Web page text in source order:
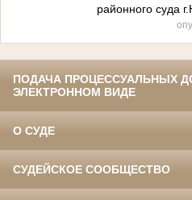
районного суда
ПОДАЧА ПРОЦЕССУАЛЬНЫХ
ЭЛЕКТРОННОМ ВИДЕ
О СУДЕ
СУДЕЙСКОЕ СООБЩЕСТВО